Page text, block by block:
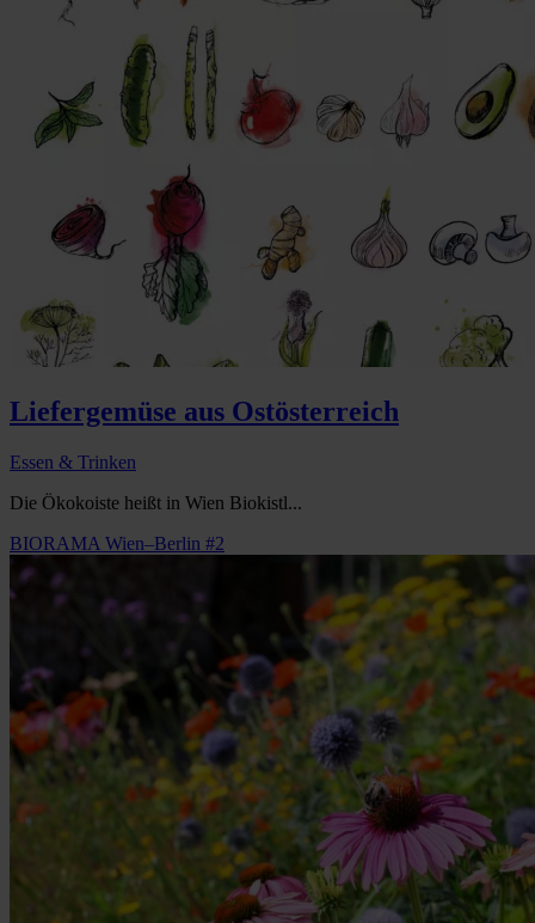
Liefergemüse aus Ostösterreich
Essen & Trinken
Die Ökokoiste heißt in Wien Biokistl...
BIORAMA Wien–Berlin #2